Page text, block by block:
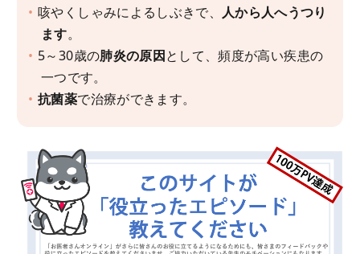
咳やくしゃみによるしぶきで、 人から人へうつり
ます。
5～30歳の肺炎の原因として、頻度が高い疾患の
一つです。
抗菌薬で治療ができます。